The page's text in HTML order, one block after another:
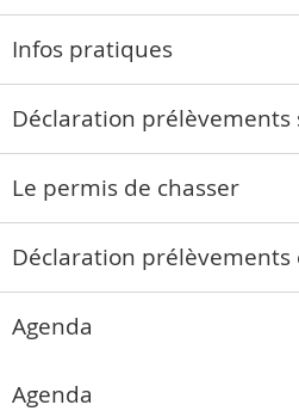
Infos pratiques
Déclaration prélèvements
Le permis de chasser
Déclaration prélèvements
Agenda
Agenda